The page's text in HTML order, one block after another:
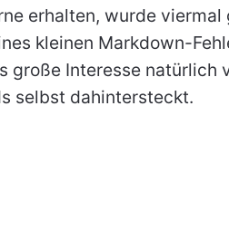
erhalten, wurde
kleinen Markdown-
große Interesse natürlich
selbst dahintersteckt.